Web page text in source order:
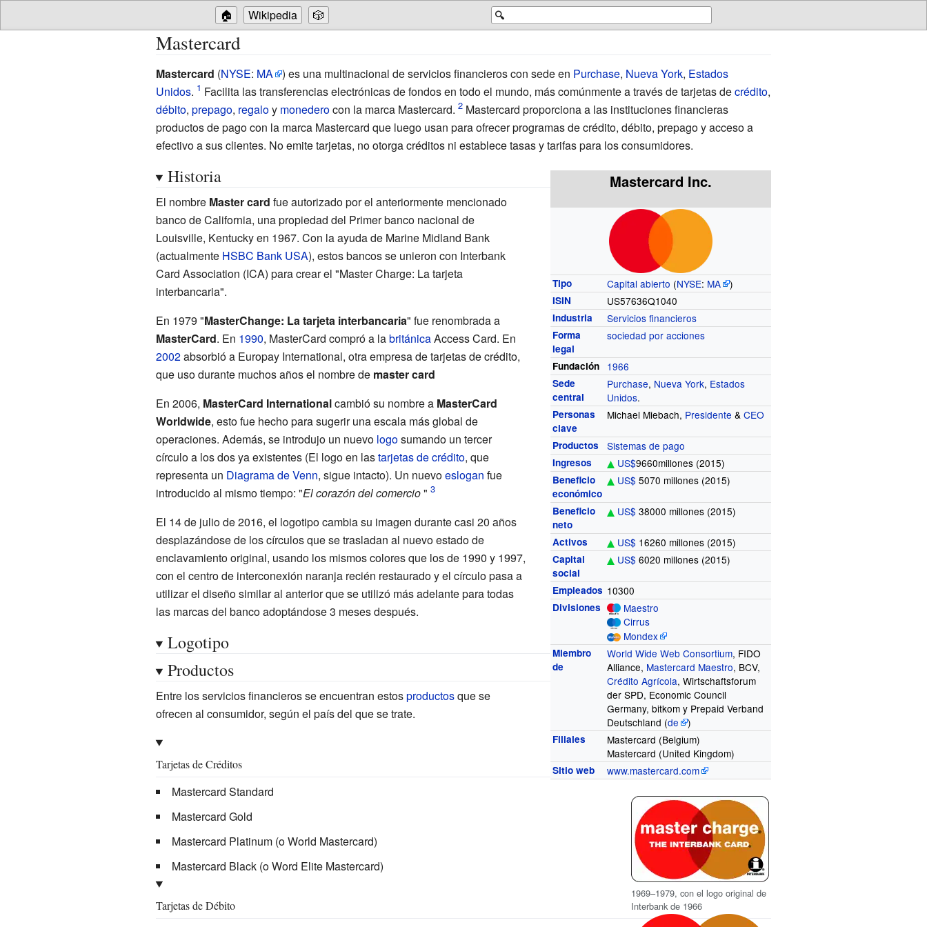
🔍
🏠 Wikipedia 🎲
Mastercard
Mastercard (NYSE: MA ) es una multinacional de servicios financieros con sede en Purchase, Nueva York, Estados
Unidos. Facilita las transferencias electrónicas de fondos en todo el mundo, más comúnmente a través de tarjetas decrédito,
débito, prepago, regaloy monederocon la marca Mastercard. Mastercard proporciona a las instituciones financieras
productos de pago con la marca Mastercard que luego usan para ofrecer programas de crédito, débito, prepago y acceso a
efectivo a sus clientes. No emite tarjetas, no otorga créditos ni establece tasas y tarifas para los consumidores.
Mastercard Inc.
Tipo Capital abierto (NYSE: MA )
ISIN US57636Q1040
Industria Servicios financieros
Forma
legal
sociedad por acciones
Fundación 1966
Sede
central
Purchase, Nueva York, Estados
Unidos.
Personas
clave
Michael Miebach, Presidente &CEO
Productos Sistemas de pago
Ingresos US$9660millones (2015)
Beneficio
económico
US$ 5070 millones (2015)
Beneficio
neto
US$ 38000 millones (2015)
Activos US$ 16260 millones (2015)
Capital
social
US$ 6020 millones (2015)
Empleados 10300
Divisiones
Maestro
Cirrus
Mondex
Miembro
de
World Wide Web Consortium, FIDO
Alliance, Mastercard Maestro, BCV,
Crédito Agrícola, Wirtschaftsforum
der SPD, Economic Council
Germany, bitkom y Prepaid Verband
Deutschland (de )
Filiales
Mastercard (Belgium)
Mastercard (United Kingdom)
Sitio web www.mastercard.com
Historia
El nombre Master card fue autorizado por el anteriormente mencionado
banco de California, una propiedad del Primer banco nacional de
Louisville, Kentucky en 1967. Con la ayuda de Marine Midland Bank
(actualmente HSBC Bank USA), estos bancos se unieron con Interbank
Card Association (ICA) para crear el "Master Charge: La tarjeta
interbancaria".
En 1979 "MasterChange: La tarjeta interbancaria" fue renombrada a
MasterCard. En 1990, MasterCard compró a labritánicaAccess Card. En
2002absorbió a Europay International, otra empresa de tarjetas de crédito,
que uso durante muchos años el nombre de master card
En 2006, MasterCard Internationalcambió su nombre a MasterCard
Worldwide, esto fue hecho para sugerir una escala más global de
operaciones. Además, se introdujo un nuevo logosumando un tercer
círculo a los dos ya existentes (El logo en lastarjetas de crédito, que
representa un Diagrama de Venn, sigue intacto). Un nuevoeslogan fue
introducido al mismo tiempo: "El corazón del comercio"
El 14 de julio de 2016, el logotipo cambia su imagen durante casi 20 años
desplazándose de los círculos que se trasladan al nuevo estado de
enclavamiento original, usando los mismos colores que los de 1990 y 1997,
con el centro de interconexión naranja recién restaurado y el círculo pasa a
utilizar el diseño similar al anterior que se utilizó más adelante para todas
las marcas del banco adoptándose 3 meses después.
Logotipo
1969–1979, con el logo original de
Interbank de 1966
Productos
Entre los servicios financieros se encuentran estosproductosque se
ofrecen al consumidor, según el país del que se trate.
Tarjetas de Créditos
Mastercard Standard
Mastercard Gold
Mastercard Platinum (o World Mastercard)
Mastercard Black (o Word Elite Mastercard)
Tarjetas de Débito